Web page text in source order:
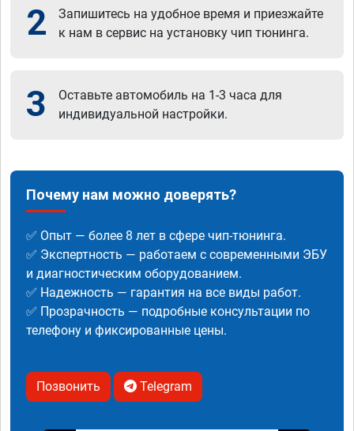
2
Запишитесь на удобное время и приезжайте
к нам в сервис на установку чип тюнинга.
3
Оставьте автомобиль на 1-3 часа для
индивидуальной настройки.
Почему нам можно доверять?
✅ Опыт — более 8 лет в сфере чип-тюнинга.
✅ Экспертность — работаем с современными ЭБУ
и диагностическим оборудованием.
✅ Надежность — гарантия на все виды работ.
✅ Прозрачность — подробные консультации по
телефону и фиксированные цены.
Позвонить Telegram